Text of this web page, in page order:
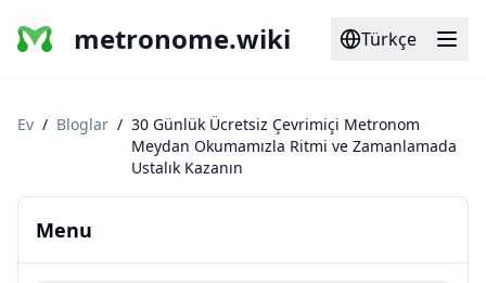
metronome.wiki Türkçe
Ev / Bloglar / 30 Günlük Ücretsiz Çevrimiçi Metronom
Meydan Okumamızla Ritmi ve Zamanlamada
Ustalık Kazanın
Menu